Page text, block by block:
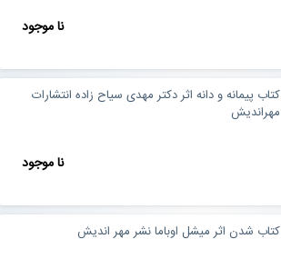
نا موجود
کتاب پیمانه و دانه اثر دکتر مهدی سیاح زاده انتشارات
مهراندیش
نا موجود
کتاب شدن اثر میشل اوباما نشر مهر اندیش